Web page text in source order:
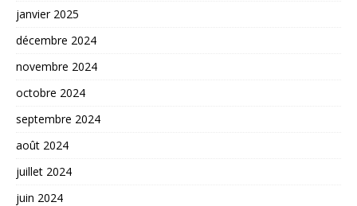
janvier 2025
décembre 2024
novembre 2024
octobre 2024
septembre 2024
août 2024
juillet 2024
juin 2024